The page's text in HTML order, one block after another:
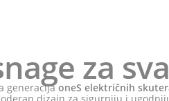
za
generacijaoneS električnih